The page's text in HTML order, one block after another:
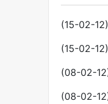
(15-02-12)
(15-02-12)
(08-02-
(08-02-